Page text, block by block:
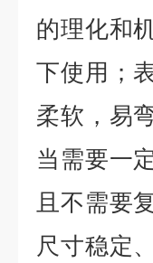
的理化和
下使用；
柔软，易
当需要一
且不需要
尺寸稳定